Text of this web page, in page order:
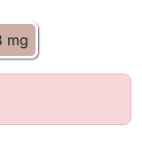
mg